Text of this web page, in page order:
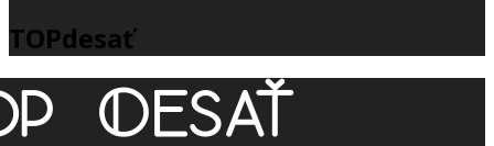
TOPdesať